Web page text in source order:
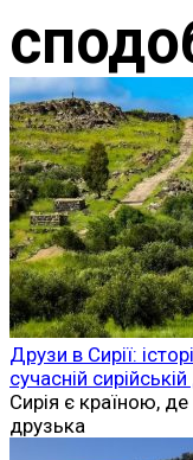
Друзи в Сирії:
сучасній
Сирія є країною,
друзька